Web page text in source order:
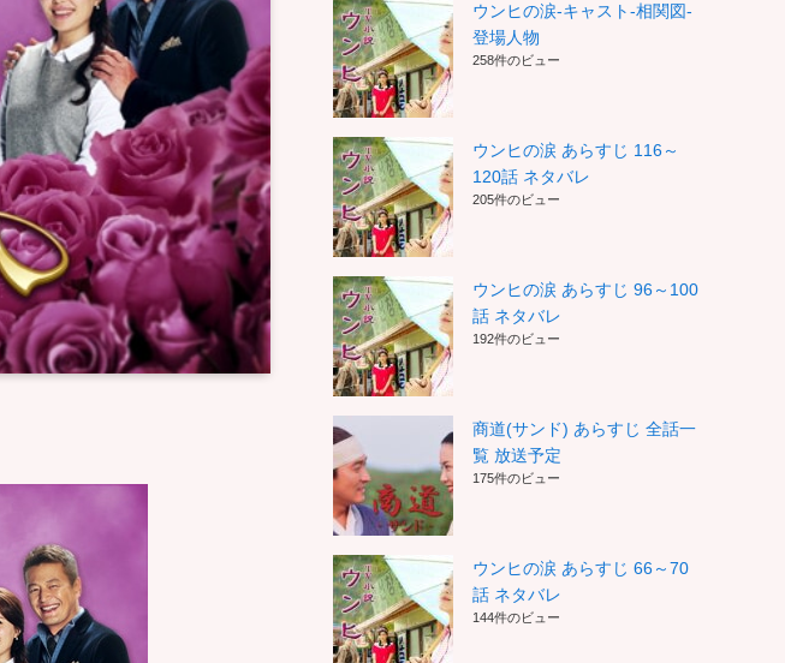
ウンヒの涙-キャスト-相関図-
登場人物
258件のビュー
ウンヒの涙 あらすじ 116～
120話 ネタバレ
205件のビュー
ウンヒの涙 あらすじ 96～100
話 ネタバレ
192件のビュー
商道(サンド) あらすじ 全話一
覧 放送予定
175件のビュー
ウンヒの涙 あらすじ 66～70
話 ネタバレ
144件のビュー